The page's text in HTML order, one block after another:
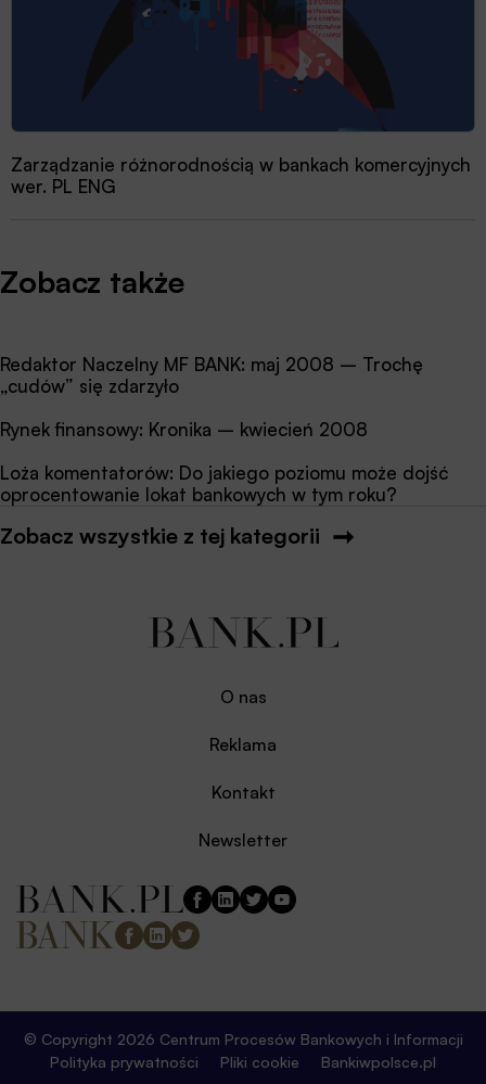
Zarządzanie różnorodnością w bankach komercyjnych
wer. PL ENG
Zobacz także
Redaktor Naczelny MF BANK: maj 2008 – Trochę
„cudów” się zdarzyło
Rynek finansowy: Kronika – kwiecień 2008
Loża komentatorów: Do jakiego poziomu może dojść
oprocentowanie lokat bankowych w tym roku?
Zobacz wszystkie z tej kategorii
O nas
Reklama
Kontakt
Newsletter
© Copyright 2026 Centrum Procesów Bankowych i Informacji
Polityka prywatności
Pliki cookie Bankiwpolsce.pl